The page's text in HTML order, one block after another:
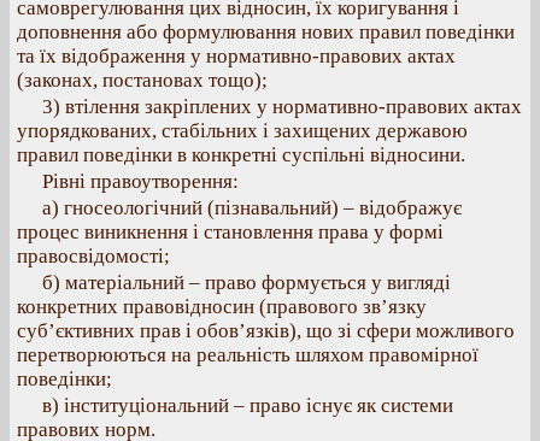
самоврегулювання цих відносин, їх коригування і
доповнення або формулювання нових правил поведінки
та їх відображення у нормативно-правових актах
(законах, постановах тощо);
3) втілення закріплених у нормативно-правових актах
упорядкованих, стабільних і захищених державою
правил поведінки в конкретні суспільні відносини.
Рівні правоутворення:
а) гносеологічний (пізнавальний) – відображує
процес виникнення і становлення права у формі
правосвідомості;
б) матеріальний – право формується у вигляді
конкретних правовідносин (правового зв’язку
суб’єктивних прав і обов’язків), що зі сфери можливого
перетворюються на реальність шляхом правомірної
поведінки;
в) інституціональний – право існує як системи
правових норм.